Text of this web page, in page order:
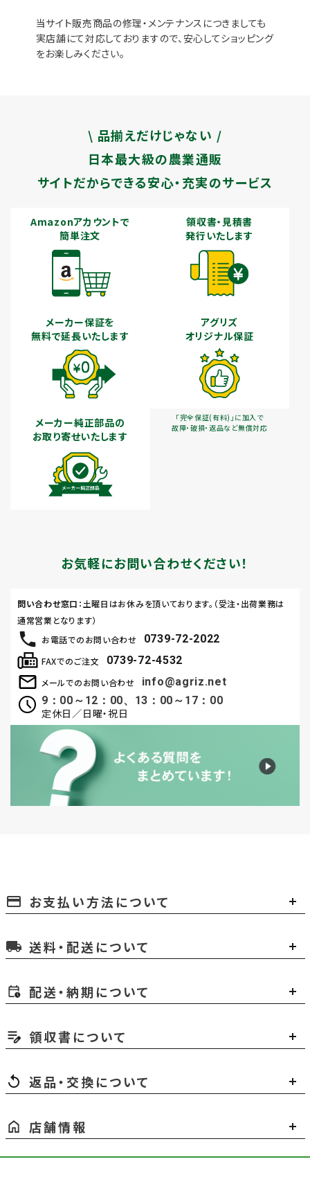
当サイト販売商品の修理・メンテナンスにつきましても
実店舗にて対応しておりますので、安心してショッピング
をお楽しみください。
\ 品揃えだけじゃない /
日本最大級の農業通販
サイトだからできる安心・充実のサービス
Amazonアカウントで
簡単注文
領収書・見積書
発行いたします
メーカー保証を
無料で延長いたします
アグリズ
オリジナル保証
「完全保証(有料)」に加入で
故障・破損・返品など無償対応
メーカー純正部品の
お取り寄せいたします
お気軽にお問い合わせください！
お電話でのお問い合わせ 0739-72-2022
メールでのお問い合わせ
info@agriz.net
9：00～12：00、13：00～17：00
定休日／日曜・祝日
FAXでのご注文 0739-72-4532
問い合わせ窓口 ：土曜日はお休みを頂いております。（受注・出荷業務は
通常営業となります）
payment お支払い方法について
local_shipping 送料・配送について
配送・納期について
領収書について
返品・交換について
店舗情報